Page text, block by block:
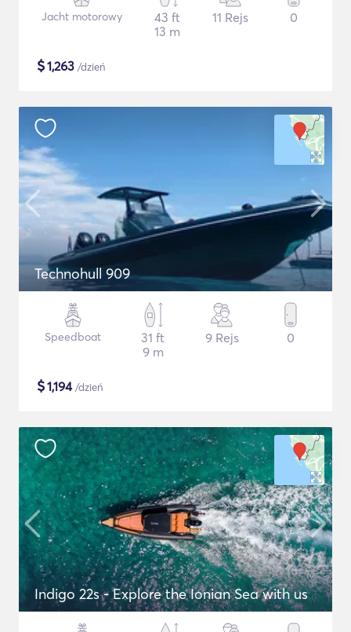
Jacht motorowy
43 ft
13 m
11 Rejs 0
$1,263 /dzień
Technohull 909
Speedboat
31 ft
9 m
9 Rejs 0
$1,194/dzień
Indigo 22s - Explore the Ionian Sea with us